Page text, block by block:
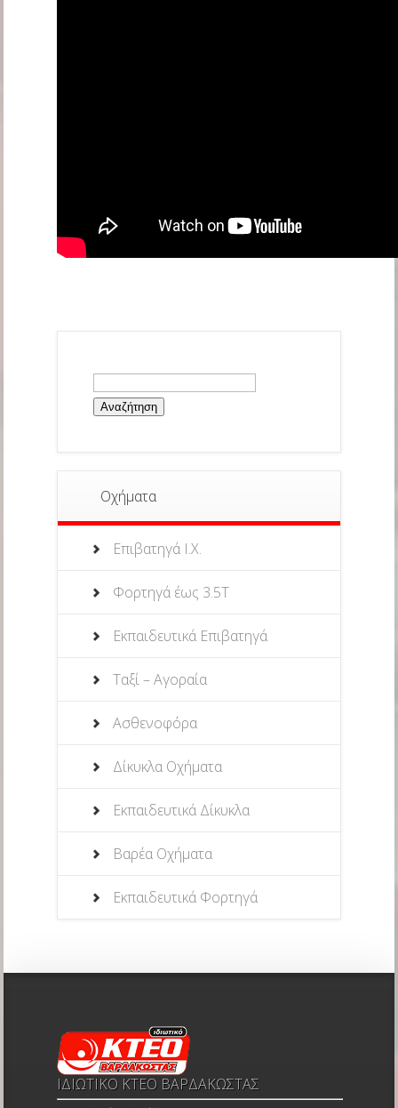
Αναζήτηση
για:
Οχήματα
Επιβατηγά Ι.Χ.
Φορτηγά έως 3.5Τ
Εκπαιδευτικά Επιβατηγά
Ταξί – Αγοραία
Ασθενοφόρα
Δίκυκλα Οχήματα
Εκπαιδευτικά Δίκυκλα
Βαρέα Οχήματα
Εκπαιδευτικά Φορτηγά
ΙΔΙΩΤΙΚΟ ΚΤΕΟ ΒΑΡΔΑΚΩΣΤΑΣ